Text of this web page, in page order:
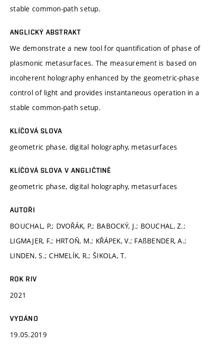
stable common-path setup.
ANGLICKÝ ABSTRAKT
We demonstrate a new tool for quantification of phase of
plasmonic metasurfaces. The measurement is based on
incoherent holography enhanced by the geometric-phase
control of light and provides instantaneous operation in a
stable common-path setup.
KLÍČOVÁ SLOVA
geometric phase, digital holography, metasurfaces
KLÍČOVÁ SLOVA V ANGLIČTINĚ
geometric phase, digital holography, metasurfaces
AUTOŘI
BOUCHAL, P.; DVOŘÁK, P.; BABOCKÝ, J.; BOUCHAL, Z.;
LIGMAJER, F.; HRTOŇ, M.; KŘÁPEK, V.; FAßBENDER, A.;
LINDEN, S.; CHMELÍK, R.; ŠIKOLA, T.
ROK RIV
2021
VYDÁNO
19.05.2019